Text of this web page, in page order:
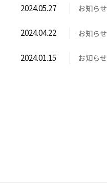
2024.05.27 お知らせ
2024.04.22 お知らせ
2024.01.15 お知らせ